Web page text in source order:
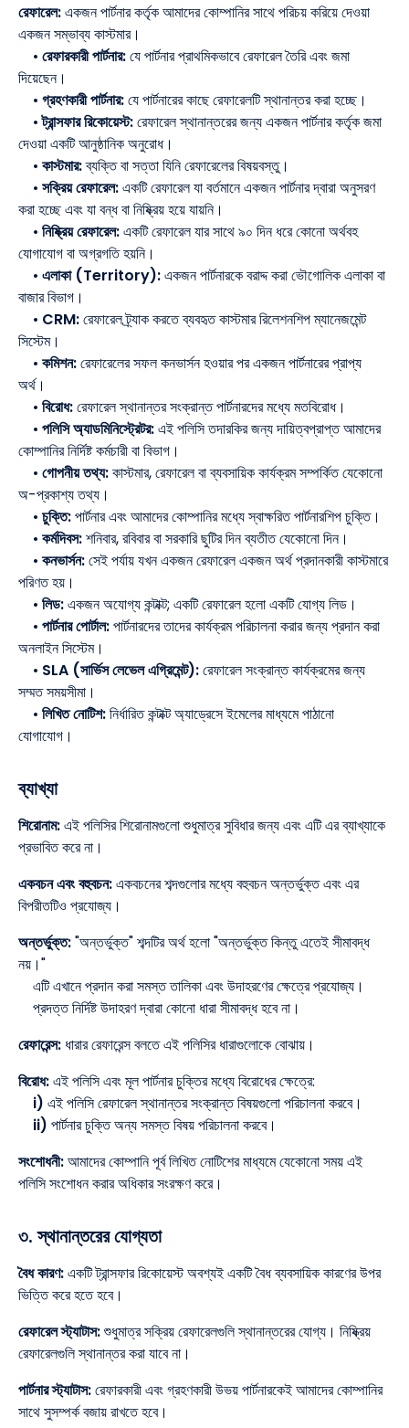
রেফারেল:একজন পার্টনার কর্তৃক আমাদের কোম্পানির সাথে পরিচয় করিয়ে দেওয়া
একজন সম্ভাব্য কাস্টমার।
• রেফারকারী পার্টনার:যে পার্টনার প্রাথমিকভাবে রেফারেল তৈরি এবং জমা
দিয়েছেন।
• গ্রহণকারী পার্টনার:যে পার্টনারের কাছে রেফারেলটি স্থানান্তর করা হচ্ছে।
•ট্রান্সফার রিকোয়েস্ট:রেফারেল স্থানান্তরের জন্য একজন পার্টনার কর্তৃক জমা
দেওয়া একটি আনুষ্ঠানিক অনুরোধ।
• কাস্টমার:ব্যক্তি বা সত্তা যিনি রেফারেলের বিষয়বস্তু।
• সক্রিয় রেফারেল:একটি রেফারেল যা বর্তমানে একজন পার্টনার দ্বারা অনুসরণ
করা হচ্ছে এবং যা বন্ধ বা নিষ্ক্রিয় হয়ে যায়নি।
• নিষ্ক্রিয় রেফারেল:একটি রেফারেল যার সাথে ৯০ দিন ধরে কোনো অর্থবহ
যোগাযোগ বা অগ্রগতি হয়নি।
• এলাকা (Territory):একজন পার্টনারকে বরাদ্দ করা ভৌগোলিক এলাকা বা
বাজার বিভাগ।
• CRM:রেফারেল ট্র্যাক করতে ব্যবহৃত কাস্টমার রিলেশনশিপ ম্যানেজমেন্ট
সিস্টেম।
• কমিশন:রেফারেলের সফল কনভার্সন হওয়ার পর একজন পার্টনারের প্রাপ্য
অর্থ।
• বিরোধ:রেফারেল স্থানান্তর সংক্রান্ত পার্টনারদের মধ্যে মতবিরোধ।
• পলিসি অ্যাডমিনিস্ট্রেটর:এই পলিসি তদারকির জন্য দায়িত্বপ্রাপ্ত আমাদের
কোম্পানির নির্দিষ্ট কর্মচারী বা বিভাগ।
• গোপনীয় তথ্য:কাস্টমার, রেফারেল বা ব্যবসায়িক কার্যক্রম সম্পর্কিত যেকোনো
অ-প্রকাশ্য তথ্য।
• চুক্তি:পার্টনার এবং আমাদের কোম্পানির মধ্যে স্বাক্ষরিত পার্টনারশিপ চুক্তি।
• কর্মদিবস:শনিবার, রবিবার বা সরকারি ছুটির দিন ব্যতীত যেকোনো দিন।
• কনভার্সন:সেই পর্যায় যখন একজন রেফারেল একজন অর্থ প্রদানকারী কাস্টমারে
পরিণত হয়।
• লিড:একজন অযোগ্য কন্টাক্ট; একটি রেফারেল হলো একটি যোগ্য লিড।
• পার্টনার পোর্টাল:পার্টনারদের তাদের কার্যক্রম পরিচালনা করার জন্য প্রদান করা
অনলাইন সিস্টেম।
• SLA (সার্ভিস লেভেল এগ্রিমেন্ট):রেফারেল সংক্রান্ত কার্যক্রমের জন্য
সম্মত সময়সীমা।
• লিখিত নোটিশ:নির্ধারিত কন্টাক্ট অ্যাড্রেসে ইমেলের মাধ্যমে পাঠানো
যোগাযোগ।
ব্যাখ্যা
শিরোনাম:এই পলিসির শিরোনামগুলো শুধুমাত্র সুবিধার জন্য এবং এটি এর ব্যাখ্যাকে
প্রভাবিত করে না।
একবচন এবং বহুবচন:একবচনের শব্দগুলোর মধ্যে বহুবচন অন্তর্ভুক্ত এবং এর
বিপরীতটিও প্রযোজ্য।
অন্তর্ভুক্ত:"অন্তর্ভুক্ত" শব্দটির অর্থ হলো "অন্তর্ভুক্ত কিন্তু এতেই সীমাবদ্ধ
নয়।"
এটি এখানে প্রদান করা সমস্ত তালিকা এবং উদাহরণের ক্ষেত্রে প্রযোজ্য।
প্রদত্ত নির্দিষ্ট উদাহরণ দ্বারা কোনো ধারা সীমাবদ্ধ হবে না।
রেফারেন্স: ধারার রেফারেন্স বলতে এই পলিসির ধারাগুলোকে বোঝায়।
বিরোধ:এই পলিসি এবং মূল পার্টনার চুক্তির মধ্যে বিরোধের ক্ষেত্রে:
i) এই পলিসি রেফারেল স্থানান্তর সংক্রান্ত বিষয়গুলো পরিচালনা করবে।
ii) পার্টনার চুক্তি অন্য সমস্ত বিষয় পরিচালনা করবে।
সংশোধনী:আমাদের কোম্পানি পূর্ব লিখিত নোটিশের মাধ্যমে যেকোনো সময় এই
পলিসি সংশোধন করার অধিকার সংরক্ষণ করে।
৩. স্থানান্তরের যোগ্যতা
বৈধ কারণ:একটি ট্রান্সফার রিকোয়েস্ট অবশ্যই একটি বৈধ ব্যবসায়িক কারণের উপর
ভিত্তি করে হতে হবে।
রেফারেল স্ট্যাটাস:শুধুমাত্র সক্রিয় রেফারেলগুলি স্থানান্তরের যোগ্য। নিষ্ক্রিয়
রেফারেলগুলি স্থানান্তর করা যাবে না।
পার্টনার স্ট্যাটাস:রেফারকারী এবং গ্রহণকারী উভয় পার্টনারকেই আমাদের কোম্পানির
সাথে সুসম্পর্ক বজায় রাখতে হবে।